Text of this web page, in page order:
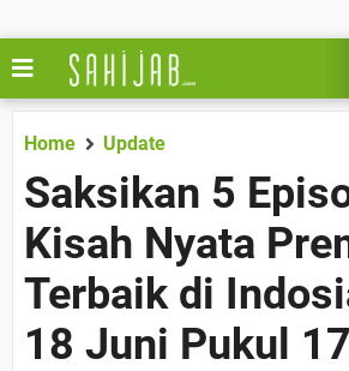
Home Update
Saksikan 5
Kisah Nyata
Terbaik di
18 Juni Pukul